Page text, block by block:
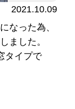
2021.10.09
なった為、
ました。
タイプで